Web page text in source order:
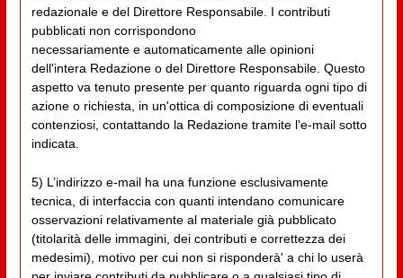
redazionale e del Direttore Responsabile. I contributi
pubblicati non corrispondono
necessariamente e automaticamente alle opinioni
dell'intera Redazione o del Direttore Responsabile. Questo
aspetto va tenuto presente per quanto riguarda ogni tipo di
azione o richiesta, in un'ottica di composizione di eventuali
contenziosi, contattando la Redazione tramite l'e-mail sotto
indicata.
5) L’indirizzo e-mail ha una funzione esclusivamente
tecnica, di interfaccia con quanti intendano comunicare
osservazioni relativamente al materiale già pubblicato
(titolarità delle immagini, dei contributi e correttezza dei
medesimi), motivo per cui non si risponderà' a chi lo userà